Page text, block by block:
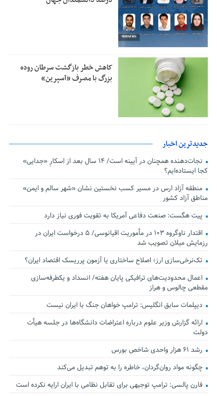
کاهش خطر بازگشت سرطان روده
بزرگ با مصرف «آسپرین»
جدیدترین اخبار
نجات‌دهنده‌ همچنان در آیینه است/ ۱۴ سال بعد از اسکارِ «جدایی»
کجا ایستاده‌ایم؟
منطقه آزاد ارس در مسیر کسب نخستین نشان «شهر سالم و ایمن»
مناطق آزاد کشور
پیت هگست: صنعت دفاعی آمریکا به تقویت فوری نیاز دارد
اقتدار ناوگروه ۱۰۳ در مأموریت‌ اقیانوسی/ ۵ درخواست ایران در
رزمایش میلان تصویب شد
تک‌نرخی‌سازی ارز؛ اصلاح ساختاری یا آزمون پرریسک اقتصاد ایران؟
اعمال محدودیت‌های ترافیکی پایان هفته/ انسداد و یکطرفه‌سازی
مقطعی چالوس و هراز
دیپلمات سابق انگلیس:‌ ترامپ خواهان جنگ با ایران نیست
ارائه گزارش وزیر علوم درباره اعتراضات دانشگاه‌ها در جلسه هیأت
دولت
رشد ۶۱ هزار واحدی شاخص بورس
چگونه مواد روان‌گردان، خاطره را به توهم تبدیل می‌کند
فارن پالسی: ترامپ توجیهی برای تقابل نظامی با ایران ارایه نکرده است